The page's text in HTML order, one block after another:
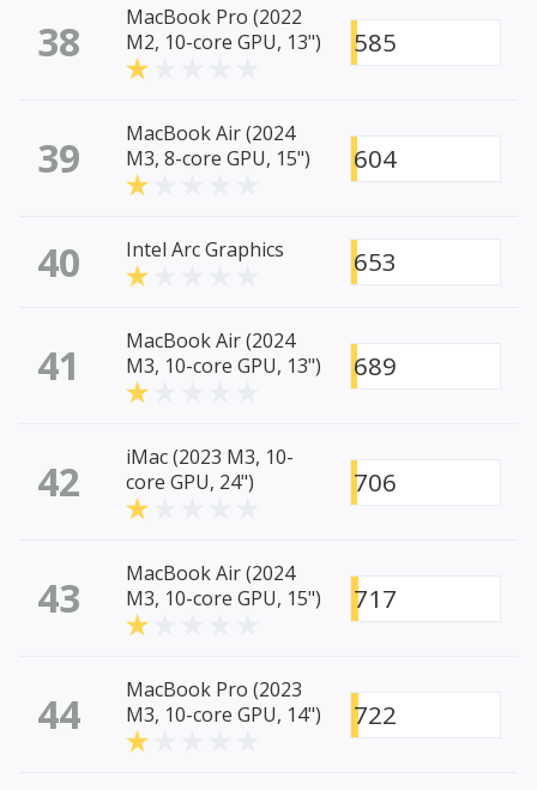
38
MacBook Pro (2022
M2, 10-core GPU, 13")
585
39
MacBook Air (2024
M3, 8-core GPU, 15")
604
40 Intel Arc Graphics 653
41
MacBook Air (2024
M3, 10-core GPU, 13")
689
42
iMac (2023 M3, 10-
core GPU, 24")
706
43
MacBook Air (2024
M3, 10-core GPU, 15")
717
44
MacBook Pro (2023
M3, 10-core GPU, 14")
722